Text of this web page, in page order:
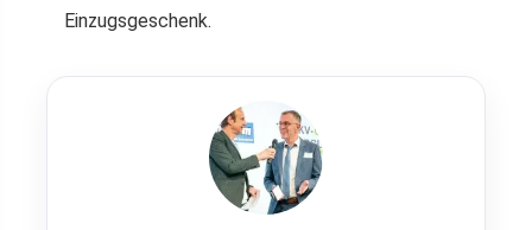
Einzugsgeschenk.